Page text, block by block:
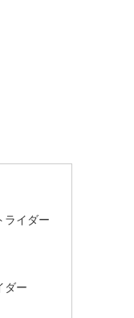
ライダー
ダー